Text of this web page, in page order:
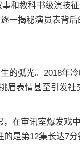
和教科书级演技
一揭秘演员表背后
的弧光。2018年
眉表情甚至引发社
，在审讯室爆发戏
是第12集长达7